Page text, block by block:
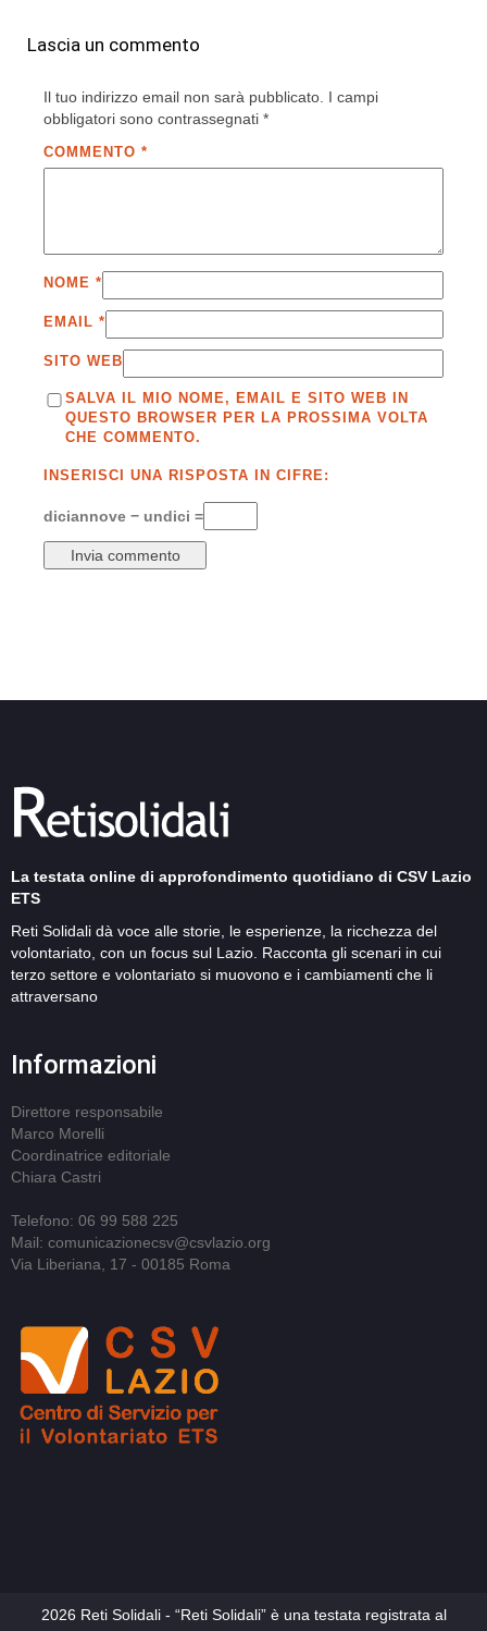
Lascia un commento
Il tuo indirizzo email non sarà pubblicato. I campi
obbligatori sono contrassegnati *
COMMENTO *
NOME *
EMAIL *
SITO WEB
SALVA IL MIO NOME, EMAIL E SITO WEB IN
QUESTO BROWSER PER LA PROSSIMA VOLTA
CHE COMMENTO.
INSERISCI UNA RISPOSTA IN CIFRE:
diciannove − undici =
La testata online di approfondimento quotidiano di CSV Lazio
ETS
Reti Solidali dà voce alle storie, le esperienze, la ricchezza del
volontariato, con un focus sul Lazio. Racconta gli scenari in cui
terzo settore e volontariato si muovono e i cambiamenti che li
attraversano
Informazioni
Direttore responsabile
Marco Morelli
Coordinatrice editoriale
Chiara Castri
Telefono: 06 99 588 225
Mail: comunicazionecsv@csvlazio.org
Via Liberiana, 17 - 00185 Roma
2026 Reti Solidali - “Reti Solidali” è una testata registrata al